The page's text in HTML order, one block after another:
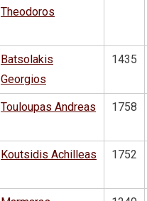
Theodoros
Batsolakis
Georgios
1435
Touloupas Andreas 1758
Koutsidis Achilleas 1752